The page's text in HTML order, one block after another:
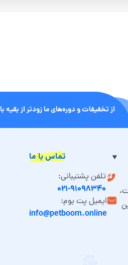
از تخفیفات و دوره‌های ما زودتر از بقیه
تماس با ما
تلفن پشتیبانی:
۰۲۱-۹۱۰۹۸۳۴۰
ایمیل پت بوم:
info@petboom.online